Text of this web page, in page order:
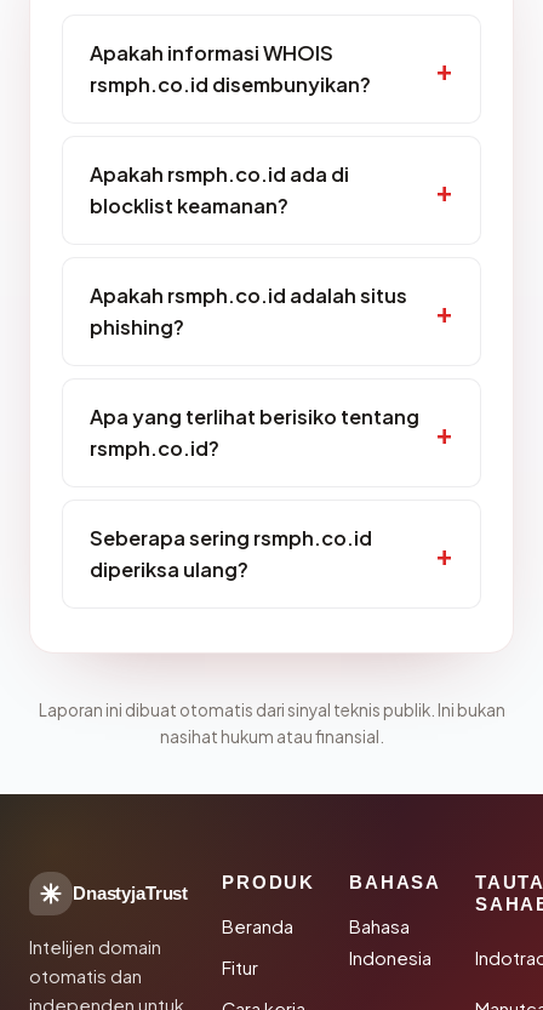
Apakah informasi WHOIS
rsmph.co.id disembunyikan?
Apakah rsmph.co.id ada di
blocklist keamanan?
Apakah rsmph.co.id adalah situs
phishing?
Apa yang terlihat berisiko tentang
rsmph.co.id?
Seberapa sering rsmph.co.id
diperiksa ulang?
Laporan ini dibuat otomatis dari sinyal teknis publik. Ini bukan
nasihat hukum atau finansial.
DnastyjaTrust
Intelijen domain
otomatis dan
independen untuk
PRODUK
Beranda
Fitur
BAHASA
Bahasa
Indonesia